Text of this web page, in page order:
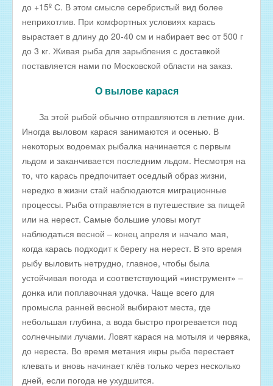
до +15º С. В этом смысле серебристый вид более
неприхотлив. При комфортных условиях карась
вырастает в длину до 20-40 см и набирает вес от 500 г
до 3 кг. Живая рыба для зарыбления с доставкой
поставляется нами по Московской области на заказ.
О вылове карася
За этой рыбой обычно отправляются в летние дни.
Иногда выловом карася занимаются и осенью. В
некоторых водоемах рыбалка начинается с первым
льдом и заканчивается последним льдом. Несмотря на
то, что карась предпочитает оседлый образ жизни,
нередко в жизни стай наблюдаются миграционные
процессы. Рыба отправляется в путешествие за пищей
или на нерест. Самые большие уловы могут
наблюдаться весной – конец апреля и начало мая,
когда карась подходит к берегу на нерест. В это время
рыбу выловить нетрудно, главное, чтобы была
устойчивая погода и соответствующий «инструмент» –
донка или поплавочная удочка. Чаще всего для
промысла ранней весной выбирают места, где
небольшая глубина, а вода быстро прогревается под
солнечными лучами. Ловят карася на мотыля и червяка,
до нереста. Во время метания икры рыба перестает
клевать и вновь начинает клёв только через несколько
дней, если погода не ухудшится.